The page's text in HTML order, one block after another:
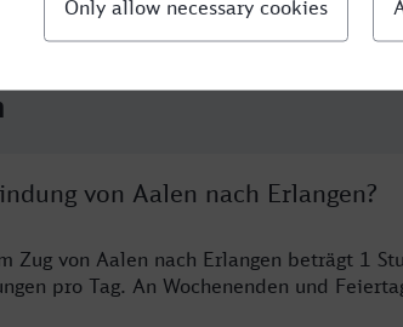
von Aalen nach Erlangen?
Zug von Aalen nach Erlangen beträgt 1
pro Tag. An Wochenenden und